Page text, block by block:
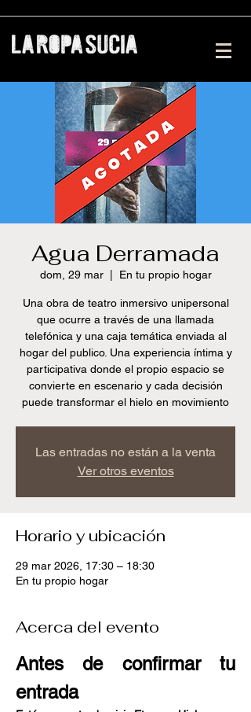
Agua Derramada
dom, 29 mar
  |
En tu propio hogar
Una obra de teatro inmersivo unipersonal
que ocurre a través de una llamada
telefónica y una caja temática enviada al
hogar del publico. Una experiencia íntima y
participativa donde el propio espacio se
convierte en escenario y cada decisión
puede transformar el hielo en movimiento
Las entradas no están a la venta
Ver otros eventos
Horario y ubicación
29 mar 2026, 17:30 – 18:30
En tu propio hogar
Acerca del evento
Antes de confirmar tu
entrada